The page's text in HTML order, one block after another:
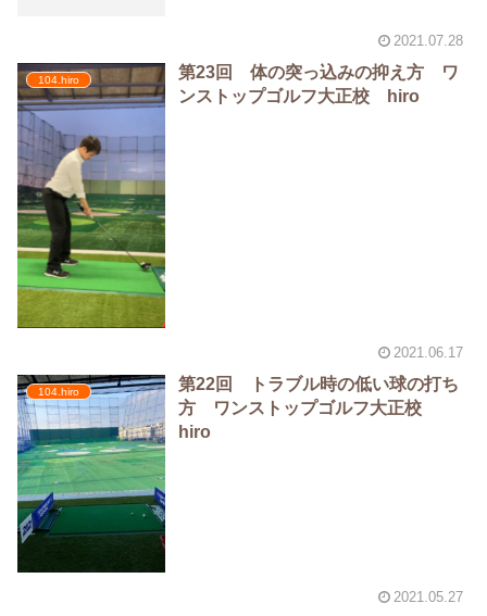
2021.07.28
104.hiro
第23回 体の突っ込みの抑え方 ワ
ンストップゴルフ大正校 hiro
2021.06.17
104.hiro
第22回 トラブル時の低い球の打ち
方 ワンストップゴルフ大正校
hiro
2021.05.27